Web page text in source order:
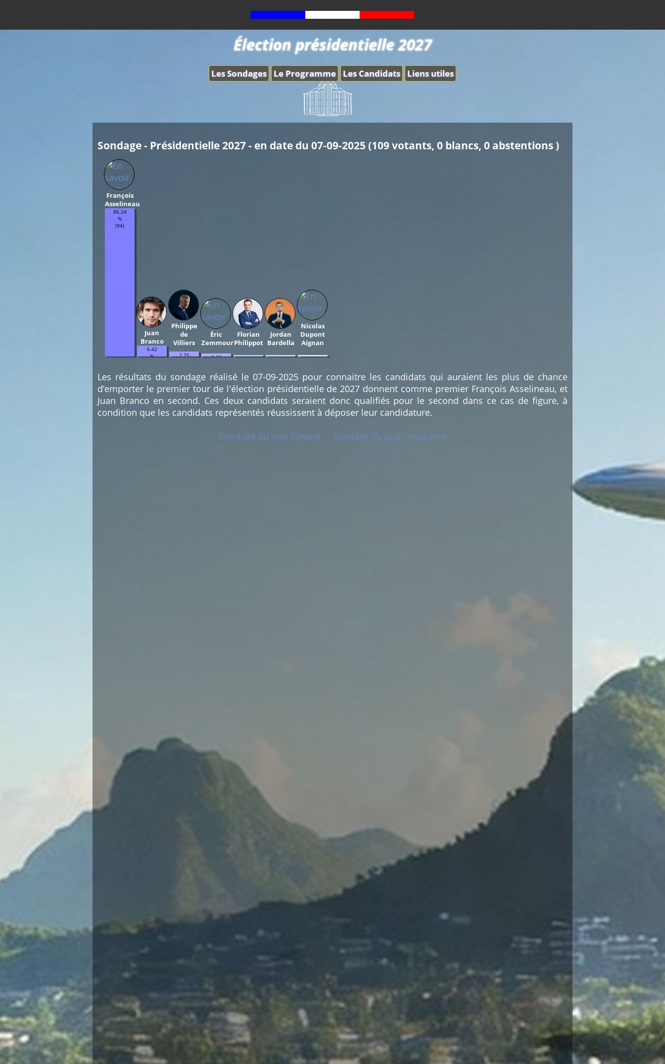
Les Sondages Le Programme Les Candidats Liens utiles
Élection présidentielle 2027
Sondage - Présidentielle 2027 - en date du 07-09-2025 (109 votants, 0 blancs, 0 abstentions )
François
Asselineau
86.24
%
(94)
Juan
Branco
6.42
%
Philippe
de
Villiers
2.75
Éric
Zemmour
1.83
Florian
Philippot
0.92
Jordan
Bardella
0.92
(1)
Nicolas
Dupont
Aignan
0.92
Les résultats du sondage réalisé le 07-09-2025 pour connaitre les candidats qui auraient les plus de chance
d’emporter le premier tour de l'élection présidentielle de 2027 donnent comme premier François Asselineau, et
Juan Branco en second. Ces deux candidats seraient donc qualifiés pour le second dans ce cas de figure, à
condition que les candidats représentés réussissent à déposer leur candidature.
Sondage du jour suivant
Sondage du jour précédent